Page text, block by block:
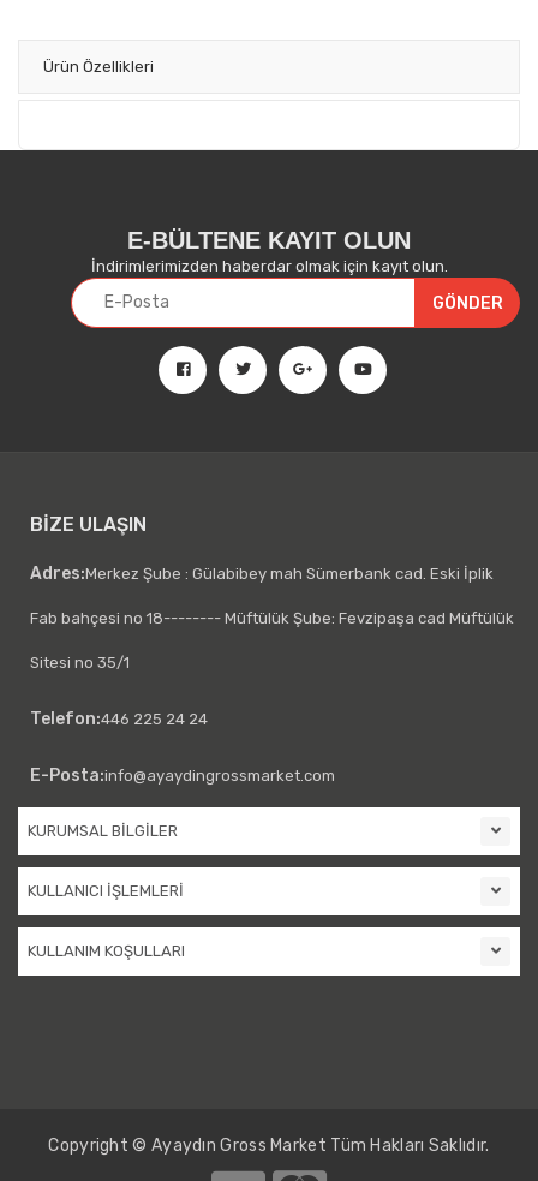
Ürün Özellikleri
E-BÜLTENE KAYIT OLUN
İndirimlerimizden haberdar olmak için kayıt olun.
BİZE ULAŞIN
Adres:Merkez Şube : Gülabibey mah Sümerbank cad. Eski İplik
Fab bahçesi no 18-------- Müftülük Şube: Fevzipaşa cad Müftülük
Sitesi no 35/1
Telefon:446 225 24 24
E-Posta:info@ayaydingrossmarket.com
KURUMSAL BİLGİLER
KULLANICI İŞLEMLERİ
KULLANIM KOŞULLARI
Copyright © Ayaydın Gross Market Tüm Hakları Saklıdır.